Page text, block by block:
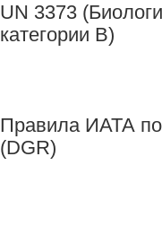
UN 3373
категории B)
Правила ИАТА
(DGR)